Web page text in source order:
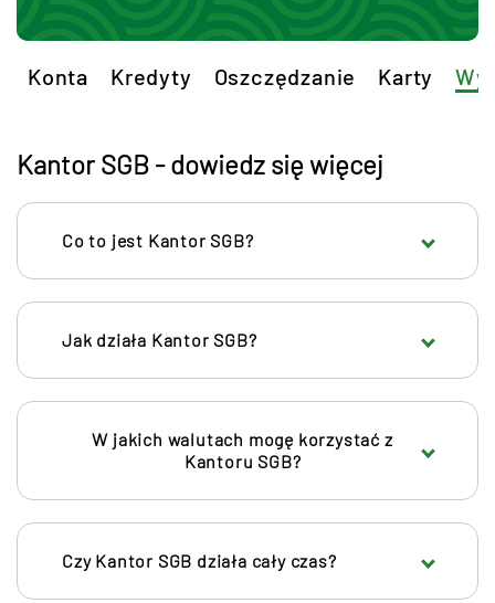
Konta Kredyty Oszczędzanie Karty
Kantor SGB - dowiedz się więcej
Co to jest Kantor SGB?
Jak działa Kantor SGB?
W jakich walutach mogę korzystać z
Kantoru SGB?
Czy Kantor SGB działa cały czas?